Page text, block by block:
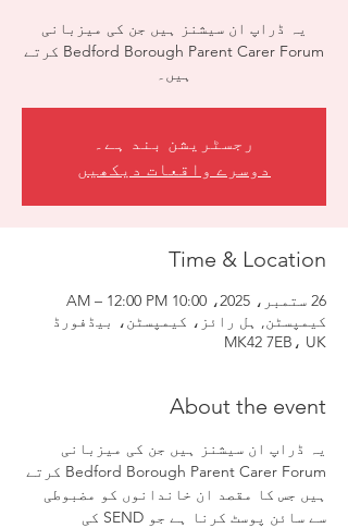
یہ ڈراپ ان سیشنز ہیں جن کی میزبانی
Bedford Borough Parent Carer Forum کرتے
ہیں۔
رجسٹریشن بند ہے۔
دوسرے واقعات دیکھیں
Time & Location
26 ستمبر، 2025، 10:00 AM – 12:00 PM
کیمپسٹن, ہل رائز، کیمپسٹن، بیڈفورڈ
MK42 7EB، UK
About the event
یہ ڈراپ ان سیشنز ہیں جن کی میزبانی
Bedford Borough Parent Carer Forum کرتے
ہیں جس کا مقصد ان خاندانوں کو مضبوطی
سے سائن پوسٹ کرنا ہے جو SEND کی